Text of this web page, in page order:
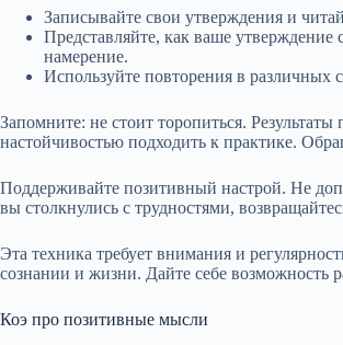
Записывайте свои утверждения и
Представляйте, как ваше утверждение
намерение.
Используйте повторения в различных
Запомните: не стоит торопиться.
настойчивостью подходить к практике.
Поддерживайте позитивный настрой. Не
вы столкнулись с трудностями,
Эта техника требует внимания и
сознании и жизни. Дайте себе возможность
Коэ про позитивные мысли